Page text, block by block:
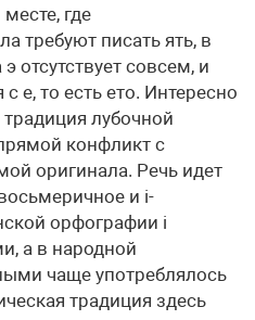
где
требуют писать ять, в
отсутствует совсем, и
е, то есть ето. Интересно
лубочной
конфликт с
оригинала. Речь идет
и i-
орфографии i
а в народной
чаще употреблялось
традиция здесь